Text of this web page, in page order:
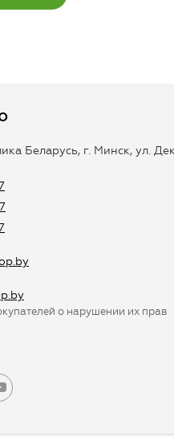
Беларусь, г. Минск, ул.
о нарушении их прав